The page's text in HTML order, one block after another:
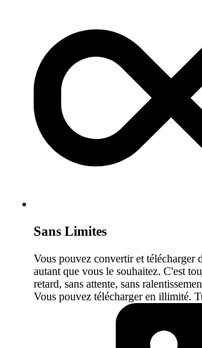
Sans Limites
Vous pouvez convertir et télécharger
autant que vous le souhaitez. C'est
retard, sans attente, sans
Vous pouvez télécharger en illimité.